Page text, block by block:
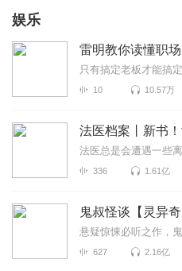
娱乐
雷明教你读懂职
只有搞定老板才能搞
10 10.57万
法医档案丨新书
法医总是会遭遇一些
336 1.61亿
鬼叔怪谈【灵异奇
悬疑惊悚必听之作，
627 2.16亿